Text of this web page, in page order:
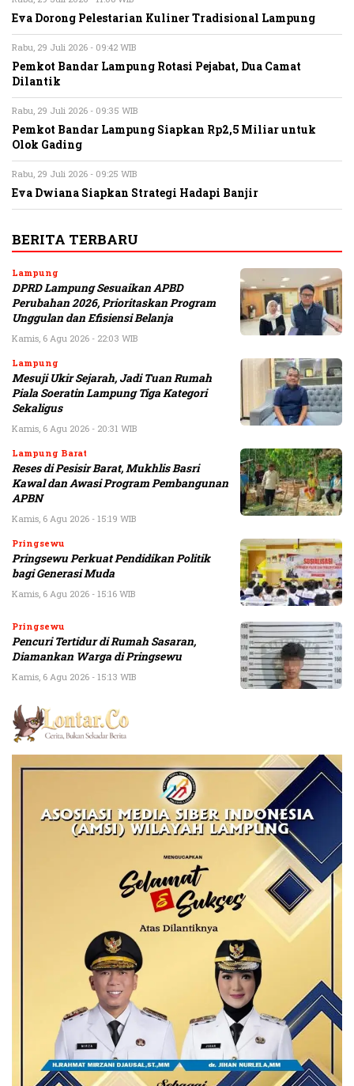
Eva Dorong Pelestarian Kuliner Tradisional Lampung
Rabu, 29 Juli 2026 - 09:42 WIB
Pemkot Bandar Lampung Rotasi Pejabat, Dua Camat
Dilantik
Rabu, 29 Juli 2026 - 09:35 WIB
Pemkot Bandar Lampung Siapkan Rp2,5 Miliar untuk
Olok Gading
Rabu, 29 Juli 2026 - 09:25 WIB
Eva Dwiana Siapkan Strategi Hadapi Banjir
BERITA TERBARU
Lampung
DPRD Lampung Sesuaikan APBD
Perubahan 2026, Prioritaskan Program
Unggulan dan Efisiensi Belanja
Kamis, 6 Agu 2026 - 22:03 WIB
Lampung
Mesuji Ukir Sejarah, Jadi Tuan Rumah
Piala Soeratin Lampung Tiga Kategori
Sekaligus
Kamis, 6 Agu 2026 - 20:31 WIB
Lampung Barat
Reses di Pesisir Barat, Mukhlis Basri
Kawal dan Awasi Program Pembangunan
APBN
Kamis, 6 Agu 2026 - 15:19 WIB
Pringsewu
Pringsewu Perkuat Pendidikan Politik
bagi Generasi Muda
Kamis, 6 Agu 2026 - 15:16 WIB
Pringsewu
Pencuri Tertidur di Rumah Sasaran,
Diamankan Warga di Pringsewu
Kamis, 6 Agu 2026 - 15:13 WIB